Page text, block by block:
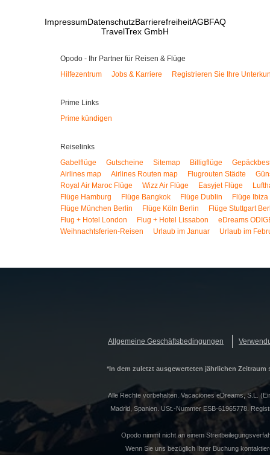
ImpressumDatenschutzBarrierefreiheitAGBFAQ
TravelTrex GmbH